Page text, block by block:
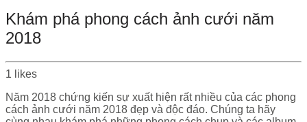
Khám phá phong cách ảnh cưới năm
2018
1 likes
Năm 2018 chứng kiến sự xuất hiện rất nhiều của các phong
cách ảnh cưới năm 2018 đẹp và độc đáo. Chúng ta hãy